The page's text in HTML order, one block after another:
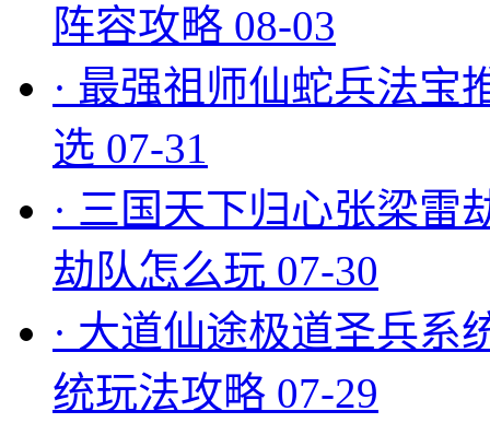
阵容攻略 08-03
· 最强祖师仙蛇兵法宝
选 07-31
· 三国天下归心张梁雷
劫队怎么玩 07-30
· 大道仙途极道圣兵系
统玩法攻略 07-29